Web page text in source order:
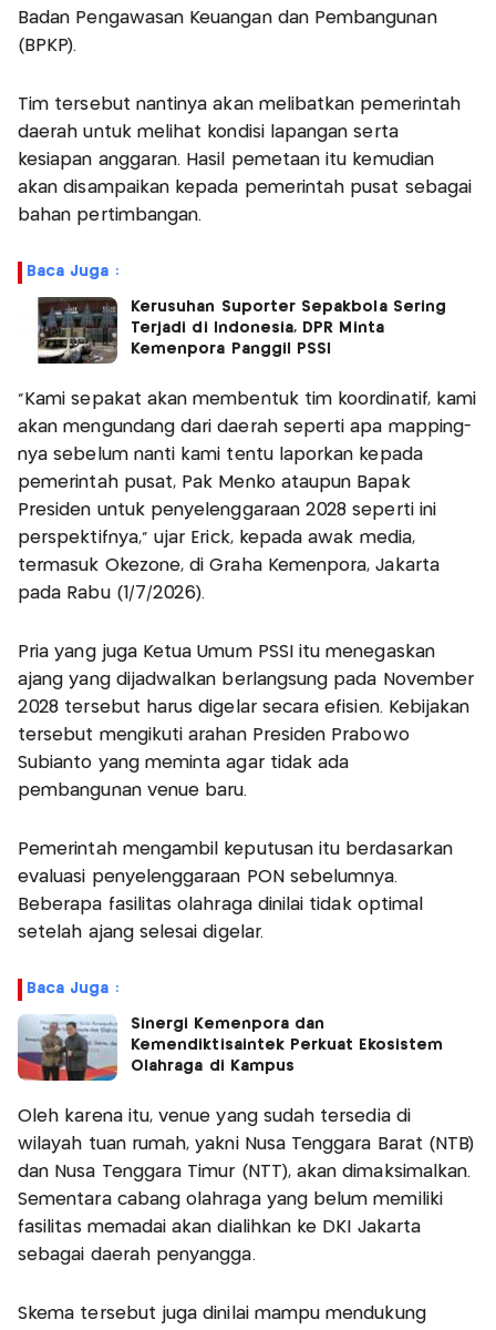
Badan Pengawasan Keuangan dan Pembangunan
(BPKP).
Tim tersebut nantinya akan melibatkan pemerintah
daerah untuk melihat kondisi lapangan serta
kesiapan anggaran. Hasil pemetaan itu kemudian
akan disampaikan kepada pemerintah pusat sebagai
bahan pertimbangan.
Baca Juga :
Kerusuhan Suporter Sepakbola Sering
Terjadi di Indonesia, DPR Minta
Kemenpora Panggil PSSI
"Kami sepakat akan membentuk tim koordinatif, kami
akan mengundang dari daerah seperti apa mapping-
nya sebelum nanti kami tentu laporkan kepada
pemerintah pusat, Pak Menko ataupun Bapak
Presiden untuk penyelenggaraan 2028 seperti ini
perspektifnya," ujar Erick, kepada awak media,
termasuk Okezone, di Graha Kemenpora, Jakarta
pada Rabu (1/7/2026).
Pria yang juga Ketua Umum PSSI itu menegaskan
ajang yang dijadwalkan berlangsung pada November
2028 tersebut harus digelar secara efisien. Kebijakan
tersebut mengikuti arahan Presiden Prabowo
Subianto yang meminta agar tidak ada
pembangunan venue baru.
Pemerintah mengambil keputusan itu berdasarkan
evaluasi penyelenggaraan PON sebelumnya.
Beberapa fasilitas olahraga dinilai tidak optimal
setelah ajang selesai digelar.
Baca Juga :
Sinergi Kemenpora dan
Kemendiktisaintek Perkuat Ekosistem
Olahraga di Kampus
Oleh karena itu, venue yang sudah tersedia di
wilayah tuan rumah, yakni Nusa Tenggara Barat (NTB)
dan Nusa Tenggara Timur (NTT), akan dimaksimalkan.
Sementara cabang olahraga yang belum memiliki
fasilitas memadai akan dialihkan ke DKI Jakarta
sebagai daerah penyangga.
Skema tersebut juga dinilai mampu mendukung